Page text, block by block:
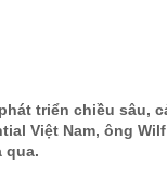
triển chiều sâu,
Việt Nam, ông
qua.